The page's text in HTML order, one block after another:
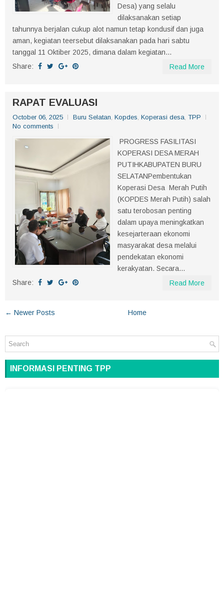
Desa) yang selalu
dilaksanakan setiap
tahunnya berjalan cukup alot namun tetap kondusif dan juga
aman, kegiatan teersebut dilaksanakan pada hari sabtu
tanggal 11 Oktiber 2025, dimana dalam kegiatan...
Share:
Read More
RAPAT EVALUASI
October 06, 2025 Buru Selatan, Kopdes, Koperasi desa, TPP
No comments
PROGRESS FASILITASI
KOPERASI DESA MERAH
PUTIHKABUPATEN BURU
SELATANPembentukan
Koperasi Desa Merah Putih
(KOPDES Merah Putih) salah
satu terobosan penting
dalam upaya meningkatkan
kesejarteraan ekonomi
masyarakat desa melalui
pendekatan ekonomi
kerakyatan. Secara...
Share:
Read More
← Newer Posts Home
INFORMASI PENTING TPP